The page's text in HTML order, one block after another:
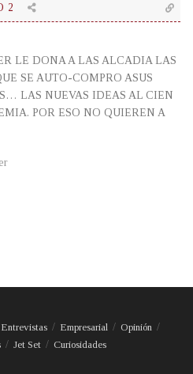
2
LE DONA A LAS ALCADIA LAS
SE AUTO-COMPRO ASUS
LAS NUEVAS IDEAS AL CIEN
POR ESO NO QUIEREN A
Entrevistas Empresarial
Opinión
Jet Set Curiosidades